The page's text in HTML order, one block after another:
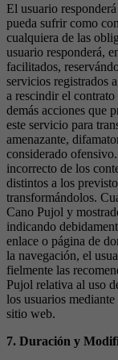
El usuario
pueda sufrir como
cualquiera de las
usuario responderá,
facilitados,
servicios registrados
a rescindir el
demás acciones que
este servicio para
amenazante,
considerado
incorrecto de los
distintos a los
transformándolos.
Cano Pujol y
indicando
enlace o página de
la navegación, el
fielmente las
Pujol relativa al uso
los usuarios
sitio web.
7. Duración y